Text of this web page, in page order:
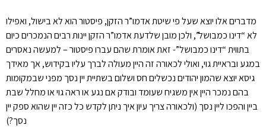
מדברים אלו יוצא שעל פי שיטת אדמו”ר הזקן, פיסטור הוא לא בישול, ואפילו
לא “דינו כמבושל”, ולכן מובן שלדעת אדמו”ר הזקן יינות רבים הנמכרים כיום
בתווית “דינו כמבושל”- זאת אומרת שהם עברו פיסטור – למעשה נאסרים
במגע ובראיית גוי, ואולי לכאורה זה היין מעולה לברך עליו בקידוש, אך מאידך
גיסא יוצא שהמון יהודים נכשלים חס ושלום בשתיית יין נסך מפני שבמקומות
בהם נמכר היין אין משגיח שעומד ובודק אם נגע או ראה גוי או מחלל שבת
ביין והפכו ליין נסך (ולכאורה צריך עיון איך ניתן לקדש כל כזה יין שהוא ספק יין
נסך?)